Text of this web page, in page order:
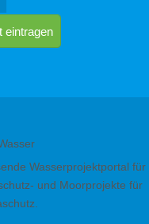
eintragen
Wasserprojektportal für
und Moorprojekte für